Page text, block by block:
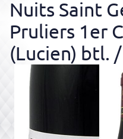
Nuits Saint
Pruliers 1er
(Lucien) btl.